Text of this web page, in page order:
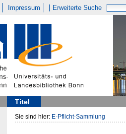
Impressum Erweiterte Suche
Titel
Sie sind hier: E-Pflicht-Sammlung